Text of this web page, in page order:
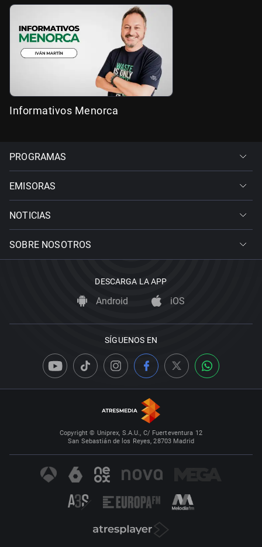
Informativos Menorca
PROGRAMAS
EMISORAS
NOTICIAS
SOBRE NOSOTROS
DESCARGA LA APP
Android iOS
SÍGUENOS EN
Copyright © Uniprex, S.A.U., C/ Fuerteventura 12
San Sebastián de los Reyes, 28703 Madrid